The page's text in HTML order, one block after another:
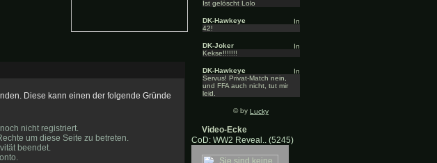
Diese kann einen der folgende Gründe
nicht registriert.
um diese Seite zu betreten.
beendet.
Ist gelöscht Lolo
DK-Hawkeye
42!
DK-Joker
Kekse!!!!!!!
DK-Hawkeye
Servus! Privat-Match nein,
und FFA auch nicht, tut mir
leid.
© by Lucky
Video-Ecke
CoD: WW2 Reveal.. (5245)